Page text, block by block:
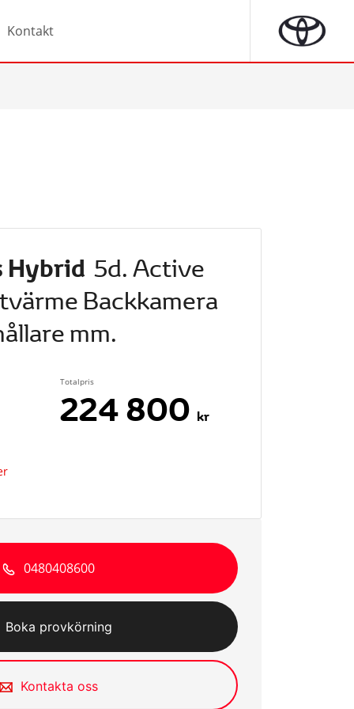
Kontakt
Hybrid 5d. Active
Backkamera
mm.
Totalpris
224 800 kr
0480408600
Boka provkörning
Kontakta oss